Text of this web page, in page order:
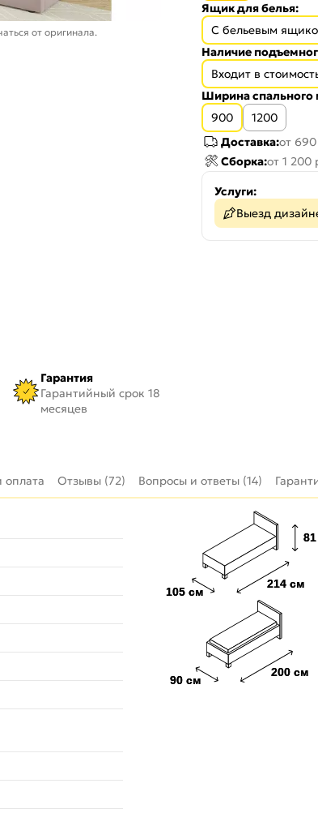
от оригинала.
Гарантия
Гарантийный срок 18
месяцев
Ящик для белья:
С бельевым
Наличие
Входит в
Ширина спального
900
1200
Доставка:от
Сборка:от 1 200
Услуги:
Выезд
оплата Отзывы (72) Вопросы и ответы (14)